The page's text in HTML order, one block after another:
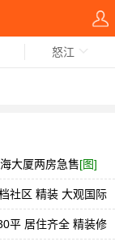
怒江
大厦两房急售[图]
社区 精装 大观国际
平 居住齐全 精装修